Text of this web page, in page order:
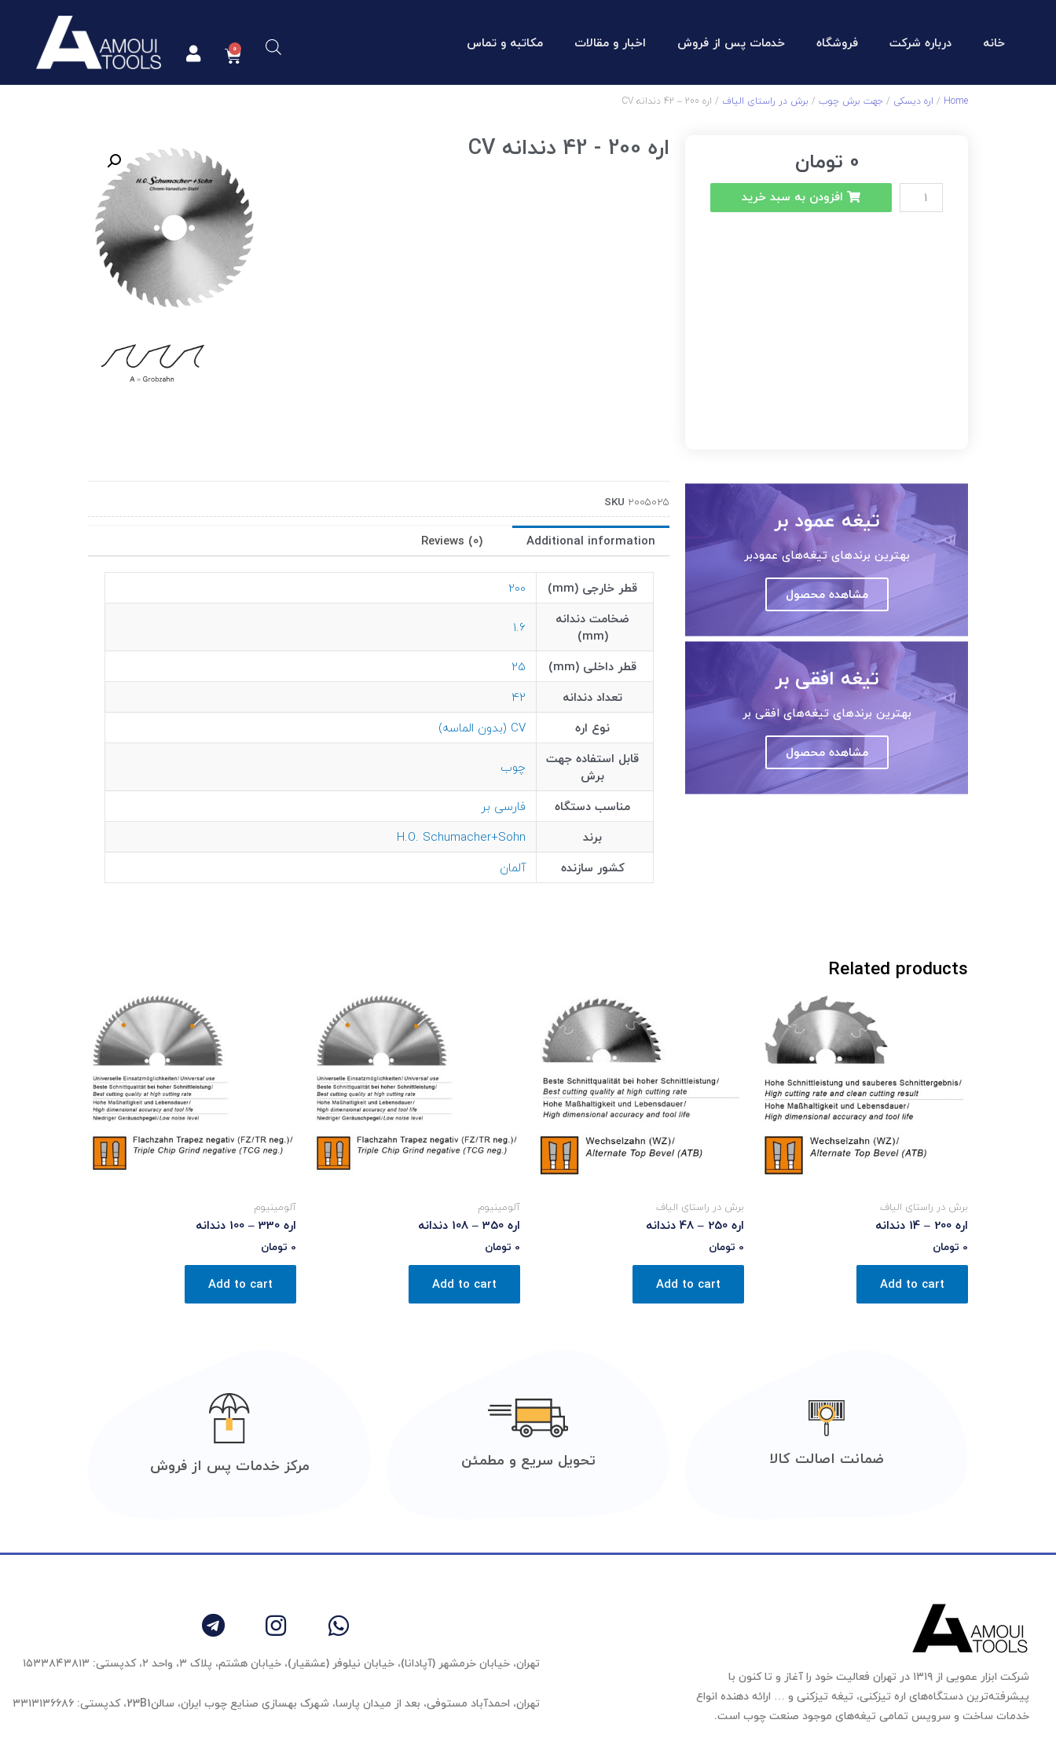
خانه درباره شرکت فروشگاه خدمات پس از فروش اخبار و مقالات مکاتبه و تماس
Home
/ اره دیسکی / جهت برش چوب / برش در راستای الیاف / اره 200 – 42 دندانه CV
0 تومان
افزودن به سبد خرید
اره 200 - 42 دندانه CV
تیغه عمود بر
بهترین برندهای تیغه‌های عمودبر
مشاهده محصول
تیغه افقی بر
بهترین برندهای تیغه‌های افقی بر
مشاهده محصول
SKU 2005025
Additional information
Reviews (0)
قطر خارجی (mm)
200
ضخامت دندانه
(mm)
1.6
قطر داخلی (mm)
25
تعداد دندانه
42
نوع اره
CV (بدون الماسه)
قابل استفاده جهت
برش
چوب
مناسب دستگاه
فارسی بر
برند
H.O. Schumacher+Sohn
کشور سازنده
آلمان
Related products
برش در راستای الیاف
اره 200 – 14 دندانه
0 تومان
Add to cart
برش در راستای الیاف
اره 250 – 48 دندانه
0 تومان
Add to cart
آلومینیوم
اره 350 – 108 دندانه
0 تومان
Add to cart
آلومینیوم
اره 330 – 100 دندانه
0 تومان
Add to cart
ضمانت اصالت کالا تحویل سریع و مطمئن مرکز خدمات پس از فروش
شرکت ابزار عمویی از ۱۳۱۹ در تهران فعالیت خود را آغاز و تا کنون با
پیشرفته‌ترین دستگاه‌های اره تیزکنی، تیغه تیزکنی و … ارائه دهنده انواع
خدمات ساخت و سرویس تمامی تیغه‌های موجود صنعت چوب است.
تهران، خیابان خرمشهر (آپادانا)، خیابان نیلوفر (عشقیار)، خیابان هشتم، پلاک ۳، واحد ٢، کدپستی: ۱۵۳۳۸۴۳۸۱۳
تهران، احمدآباد مستوفی، بعد از میدان پارسا، شهرک بهسازی صنایع چوب ایران، سالن23B1، کدپستی: ۳۳۱۳۱۳۶۶۸۶